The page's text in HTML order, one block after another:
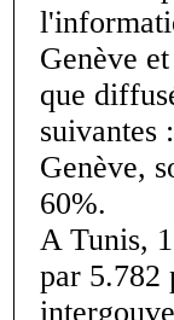
Genève
que
suivantes
Genève,
60%.
A Tunis,
par 5.782